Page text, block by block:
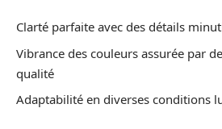
Clarté parfaite avec des détails
Vibrance des couleurs assurée par
qualité
Adaptabilité en diverses conditions